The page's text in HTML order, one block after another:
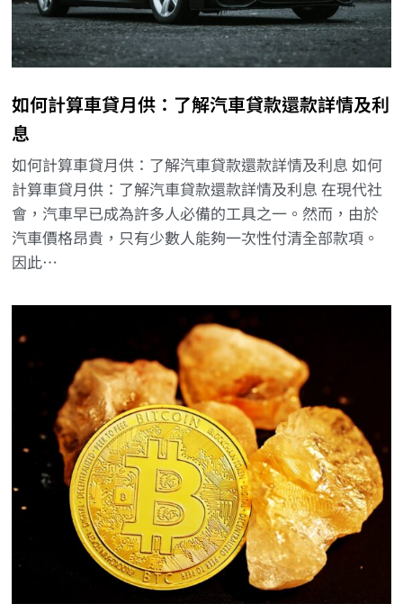
如何計算車貸月供：了解汽車貸款還款詳情及利
息
如何計算車貸月供：了解汽車貸款還款詳情及利息 如何
計算車貸月供：了解汽車貸款還款詳情及利息 在現代社
會，汽車早已成為許多人必備的工具之一。然而，由於
汽車價格昂貴，只有少數人能夠一次性付清全部款項。
因此…